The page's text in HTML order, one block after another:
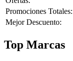
Promociones Totales:
Mejor Descuento:
Top Marcas